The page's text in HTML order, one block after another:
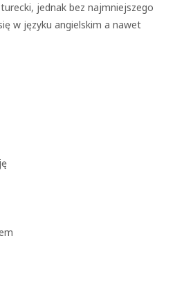
jednak bez najmniejszego
w języku angielskim a nawet